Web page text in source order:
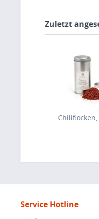
Zuletzt
Service Hotline